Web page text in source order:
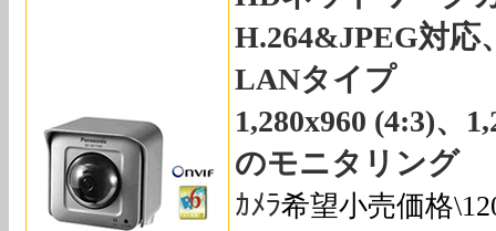
H.264&JPEG対応
LANタイプ
1,280x960 (4:3)、
のモニタリング
ｶﾒﾗ希望小売価格